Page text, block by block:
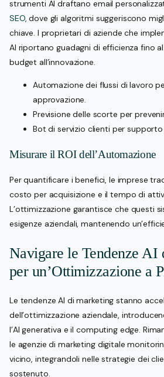
strumenti AI draftano email
SEO, dove gli algoritmi suggeriscono
chiave. I proprietari di aziende che
AI riportano guadagni di efficienza fino
budget all’innovazione.
Automazione dei flussi di lavoro
approvazione.
Previsione delle scorte per
Bot di servizio clienti per supporto
Misurare il ROI dell’Automazione
Per quantificare i benefici, le imprese
costo per acquisizione e il tempo di
L’ottimizzazione garantisce che questi
esigenze aziendali, mantenendo
Navigare le Tendenze
per un’Ottimizzazione a
Le tendenze AI di marketing stanno
dell’ottimizzazione aziendale,
l’AI generativa e il computing edge.
le agenzie di marketing digitale
vicino, integrandoli nelle strategie dei
sostenuto.